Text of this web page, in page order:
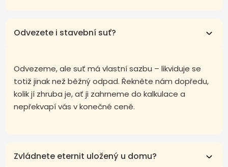
Odvezete i stavební suť?
Odvezeme, ale suť má vlastní sazbu – likviduje se
totiž jinak než běžný odpad. Řekněte nám dopředu,
kolik jí zhruba je, ať ji zahrneme do kalkulace a
nepřekvapí vás v konečné ceně.
Zvládnete eternit uložený u domu?